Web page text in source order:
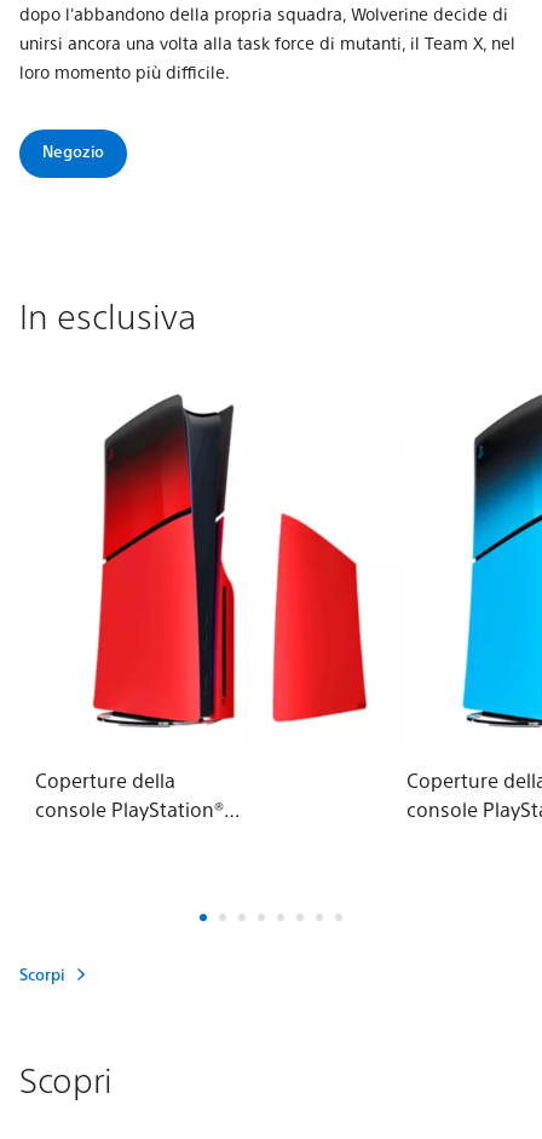
dopo l'abbandono della propria squadra, Wolverine decide di
unirsi ancora una volta alla task force di mutanti, il Team X, nel
loro momento più difficile.
Negozio
In esclusiva
Coperture della
console PlayStation®5
Coperture
console
Scorpi
Scopri